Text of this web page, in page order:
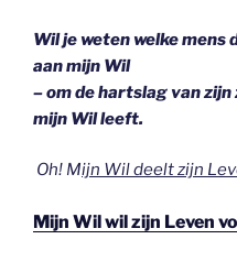
Wil je weten welke
aan mijn Wil
– om de hartslag van zijn
mijn Wil leeft.
Oh! Mijn Wil deelt zijn
Mijn Wil wil zijn Leven